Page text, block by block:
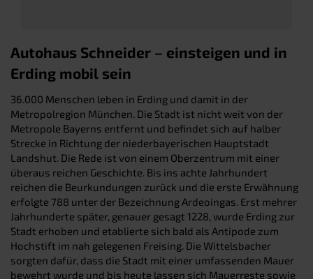
Autohaus Schneider – einsteigen und in
Erding mobil sein
36.000 Menschen leben in Erding und damit in der
Metropolregion München. Die Stadt ist nicht weit von der
Metropole Bayerns entfernt und befindet sich auf halber
Strecke in Richtung der niederbayerischen Hauptstadt
Landshut. Die Rede ist von einem Oberzentrum mit einer
überaus reichen Geschichte. Bis ins achte Jahrhundert
reichen die Beurkundungen zurück und die erste Erwähnung
erfolgte 788 unter der Bezeichnung Ardeoingas. Erst mehrer
Jahrhunderte später, genauer gesagt 1228, wurde Erding zur
Stadt erhoben und etablierte sich bald als Antipode zum
Hochstift im nah gelegenen Freising. Die Wittelsbacher
sorgten dafür, dass die Stadt mit einer umfassenden Mauer
bewehrt wurde und bis heute lassen sich Mauerreste sowie